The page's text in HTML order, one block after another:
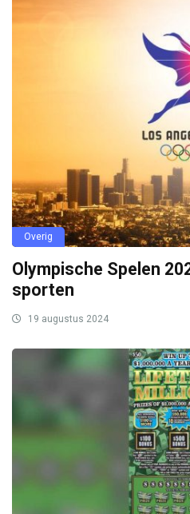
Overig
Olympische Spelen
sporten
19 augustus 2024